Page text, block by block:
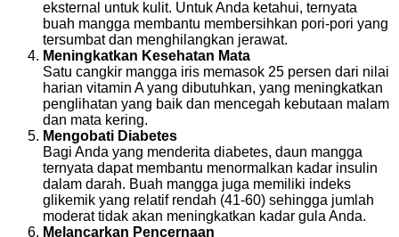
eksternal untuk kulit. Untuk Anda ketahui, ternyata
buah mangga membantu membersihkan pori-pori yang
tersumbat dan menghilangkan jerawat.
Meningkatkan Kesehatan Mata
Satu cangkir mangga iris memasok 25 persen dari nilai
harian vitamin A yang dibutuhkan, yang meningkatkan
penglihatan yang baik dan mencegah kebutaan malam
dan mata kering.
Mengobati Diabetes
Bagi Anda yang menderita diabetes, daun mangga
ternyata dapat membantu menormalkan kadar insulin
dalam darah. Buah mangga juga memiliki indeks
glikemik yang relatif rendah (41-60) sehingga jumlah
moderat tidak akan meningkatkan kadar gula Anda.
Melancarkan Pencernaan